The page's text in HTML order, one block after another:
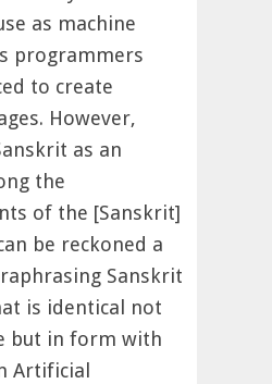
as machine
programmers
to create
However,
as an
the
of the [Sanskrit]
be reckoned a
Sanskrit
is identical not
but in form with
Artificial